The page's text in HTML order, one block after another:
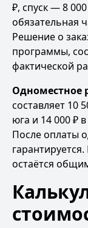
₽, спуск — 8
обязательная
Решение о
программы,
фактической
Одноместное
составляет 10
юга и 14 000 ₽
После оплаты
остаётся